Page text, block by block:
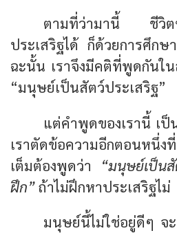
ตามที่ว่ามานี้ ชีวิต
ประเสริฐได้ ก็ด้วยการศึกษ
ฉะนั้น เราจึงมีคติที่พูดกันใ
“มนุษย์เป็นสัตว์ประเสริฐ”
แต่คำพูดของเรานี้ เ
เราตัดข้อความอีกตอนหนึ่
เต็มต้องพูดว่า
“มนุษย์เป็น
ฝึก”ถ้าไม่ฝึกหาประเสริฐไม่
มนุษย์นี้ไม่ใช่อยู่ดีๆ จ